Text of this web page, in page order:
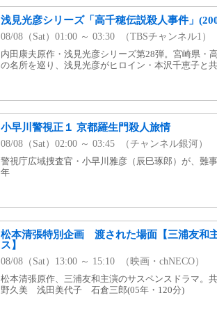
浅見光彦シリーズ「高千穂伝説殺人事件」
08/08（Sat）01:00 ～ 03:30 （TBSチャンネル1）
内田康夫原作・浅見光彦シリーズ第28弾。宮崎県・
の名所を巡り、浅見光彦がヒロイン・本沢千恵子と
小早川警視正１ 京都羅生門殺人旅情
08/08（Sat）02:00 ～ 03:45 （チャンネル銀河）
警視庁広域捜査官・小早川雅彦（辰巳琢郎）が、難
年
松本清張特別企画 渡された場面【三浦友和
ス】
08/08（Sat）13:00 ～ 15:10 （映画・chNECO）
松本清張原作、三浦友和主演のサスペンスドラマ
野久美 浅田美代子 石倉三郎(05年・120分)